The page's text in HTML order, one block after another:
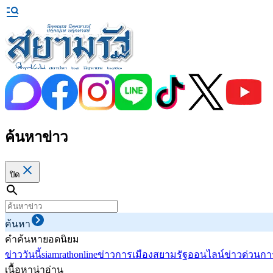
ค้นหาข่าว
ปิด
ค้นหา
คำค้นหายอดนิยม
ข่าววันนี้siamrathonlineข่าวการเมืองสยามรัฐออนไลน์ข่าวด่วนก
เนื้อหาน่าอ่าน